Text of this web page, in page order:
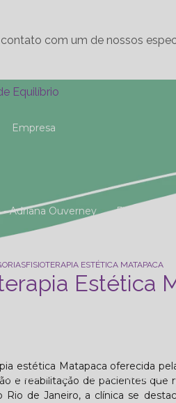
com um de nossos
Empresa
- Adriana Ouverney Fisioterapia
o que é TOD (Transtorno
FISIOTERAPIA ESTÉTICA MATAPACA
Estética
estética Matapaca oferecida
e reabilitação de pacientes
Rio de Janeiro, a clínica se